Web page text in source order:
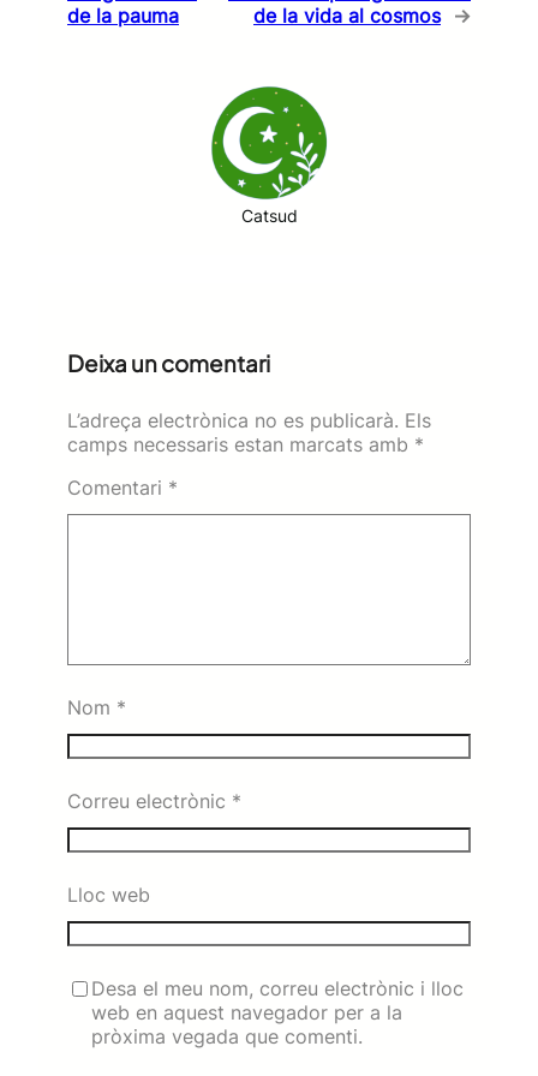
de la pauma
de la vida al cosmos →
Catsud
Deixa un comentari
L’adreça electrònica no es publicarà. Els
camps necessaris estan marcats amb *
Comentari *
Nom *
Correu electrònic *
Lloc web
Desa el meu nom, correu electrònic i lloc
web en aquest navegador per a la
pròxima vegada que comenti.